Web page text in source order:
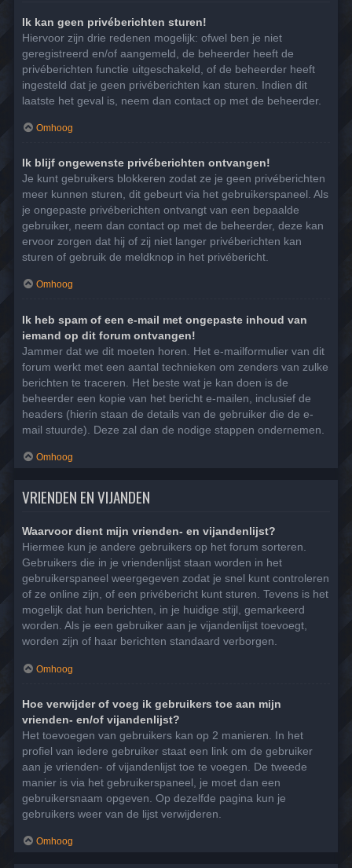
Ik kan geen privéberichten sturen!
Hiervoor zijn drie redenen mogelijk: ofwel ben je niet
geregistreerd en/of aangemeld, de beheerder heeft de
privéberichten functie uitgeschakeld, of de beheerder heeft
ingesteld dat je geen privéberichten kan sturen. Indien dit
laatste het geval is, neem dan contact op met de beheerder.
Omhoog
Ik blijf ongewenste privéberichten ontvangen!
Je kunt gebruikers blokkeren zodat ze je geen privéberichten
meer kunnen sturen, dit gebeurt via het gebruikerspaneel. Als
je ongepaste privéberichten ontvangt van een bepaalde
gebruiker, neem dan contact op met de beheerder, deze kan
ervoor zorgen dat hij of zij niet langer privéberichten kan
sturen of gebruik de meldknop in het privébericht.
Omhoog
Ik heb spam of een e-mail met ongepaste inhoud van
iemand op dit forum ontvangen!
Jammer dat we dit moeten horen. Het e-mailformulier van dit
forum werkt met een aantal technieken om zenders van zulke
berichten te traceren. Het beste wat je kan doen is de
beheerder een kopie van het bericht e-mailen, inclusief de
headers (hierin staan de details van de gebruiker die de e-
mail stuurde). Deze zal dan de nodige stappen ondernemen.
Omhoog
VRIENDEN EN VIJANDEN
Waarvoor dient mijn vrienden- en vijandenlijst?
Hiermee kun je andere gebruikers op het forum sorteren.
Gebruikers die in je vriendenlijst staan worden in het
gebruikerspaneel weergegeven zodat je snel kunt controleren
of ze online zijn, of een privébericht kunt sturen. Tevens is het
mogelijk dat hun berichten, in je huidige stijl, gemarkeerd
worden. Als je een gebruiker aan je vijandenlijst toevoegt,
worden zijn of haar berichten standaard verborgen.
Omhoog
Hoe verwijder of voeg ik gebruikers toe aan mijn
vrienden- en/of vijandenlijst?
Het toevoegen van gebruikers kan op 2 manieren. In het
profiel van iedere gebruiker staat een link om de gebruiker
aan je vrienden- of vijandenlijst toe te voegen. De tweede
manier is via het gebruikerspaneel, je moet dan een
gebruikersnaam opgeven. Op dezelfde pagina kun je
gebruikers weer van de lijst verwijderen.
Omhoog